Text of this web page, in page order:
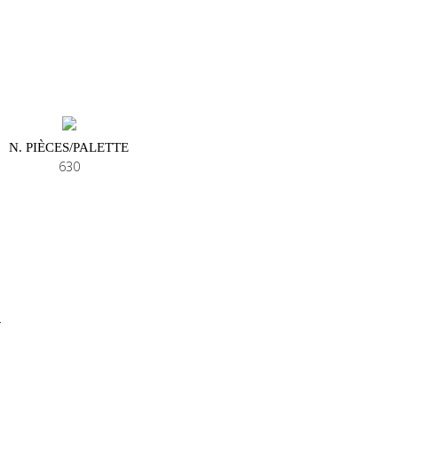
N. PIÈCES/PALETTE
630